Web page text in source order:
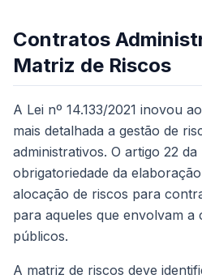
Contratos
Matriz de Riscos
A Lei nº 14.133/2021 inovou
mais detalhada a gestão de
administrativos. O artigo 22
obrigatoriedade da
alocação de riscos para
para aqueles que envolvam a
públicos.
A matriz de riscos deve